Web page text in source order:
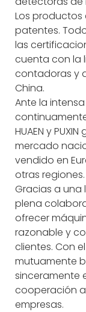
Los productos
patentes.
las
cuenta con la
contadoras y
China.
Ante la
HUAEN y
mercado
vendido en
otras regiones.
Gracias a una
plena
ofrecer
razonable y
clientes. Con
mutuamente
sinceramente
cooperación
empresas.